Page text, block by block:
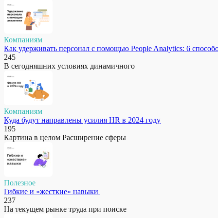
Компаниям
Как удерживать персонал с помощью People Analytics: 6
245
В сегодняшних условиях динамичного
Компаниям
Куда будут направлены усилия HR в 2024 году
195
Картина в целом Расширение сферы
Полезное
Гибкие и «жесткие» навыки
237
На текущем рынке труда при поиске